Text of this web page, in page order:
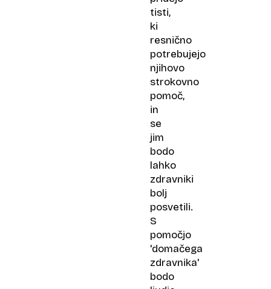
tisti,
ki
resnično
potrebujejo
njihovo
strokovno
pomoč,
in
se
jim
bodo
lahko
zdravniki
bolj
posvetili.
S
pomočjo
'domačega
zdravnika'
bodo